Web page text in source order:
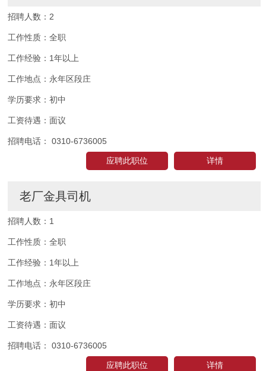
招聘人数：2
工作性质：全职
工作经验： 1年以上
工作地点： 永年区段庄
学历要求：初中
工资待遇：面议
招聘电话： 0310-6736005
详情
应聘此职位
老厂金具司机
招聘人数： 1
工作性质：全职
工作经验： 1年以上
工作地点： 永年区段庄
学历要求：初中
工资待遇：面议
招聘电话： 0310-6736005
详情
应聘此职位